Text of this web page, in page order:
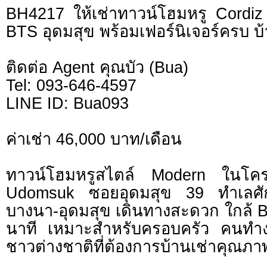
BH4217 ให้เช่าทาวน์โฮมหรู
BTS อุดมสุข พร้อมเฟอร์นิเจอร์ครบ
ติดต่อ Agent คุณบัว (Bua)
Tel: 093-646-4597
LINE ID: Bua093
ค่าเช่า 46,000 บาท/เดือน
ทาวน์โฮมหรูสไตล์ Modern ในโ
Udomsuk ซอยอุดมสุข 39 ทำเลศั
บางนา-อุดมสุข เดินทางสะดวก ใกล้
นาที เหมาะสำหรับครอบครัว คนท
ชาวต่างชาติที่ต้องการบ้านเช่าคุณภา